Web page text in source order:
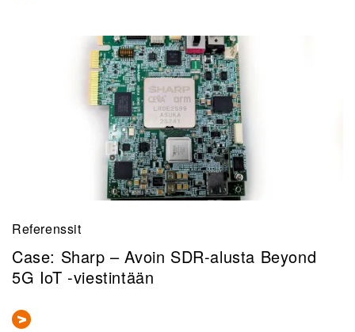
Referenssit
Case: Sharp – Avoin SDR-alusta Beyond
5G IoT -viestintään